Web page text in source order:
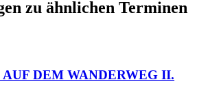
zu ähnlichen Terminen
DEM WANDERWEG II.